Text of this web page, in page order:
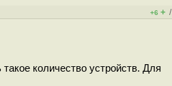
+6 + /
количество устройств. Для